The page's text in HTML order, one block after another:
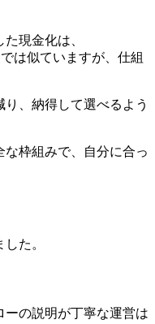
現金化は、
は似ていますが、仕組
、納得して選べるよう
枠組みで、自分に合っ
た。
の説明が丁寧な運営は